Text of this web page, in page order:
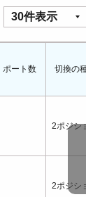
30件表示
ポート数 切換の
2ポジシ
2ポジシ